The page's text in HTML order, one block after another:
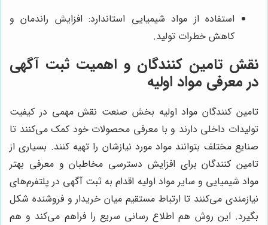
استفاده از مواد شیمیایی استاندارد: افزایش راندمان و
کاهش خطرات تولید.
نقش تامین کنندگان و اهمیت ثبت آگهی
در معرفی مواد اولیه
تامین کنندگان مواد اولیه بخش صنعت نقش مهمی در کیفیت
تولیدات داخلی دارند و با معرفی محصولات خود کمک می‌کنند تا
صنایع مختلف بتوانند مواد مورد نیازشان را تهیه کنند. بسیاری از
تامین کنندگان برای افزایش دسترسی مخاطبان و معرفی بهتر
مواد شیمیایی و سایر مواد اولیه اقدام به ثبت آگهی در پلتفرم‌های
نیازمندی می‌کنند تا ارتباط مستقیم میان خریدار و فروشنده شکل
بگیرد. این روش هم اطلاع رسانی سریع را فراهم می‌کند و هم